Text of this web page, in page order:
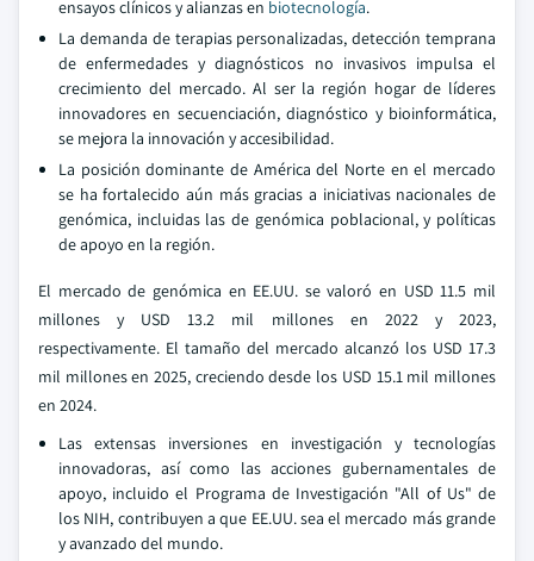
ensayos clínicos y alianzas en biotecnología.
La demanda de terapias personalizadas, detección temprana
de enfermedades y diagnósticos no invasivos impulsa el
crecimiento del mercado. Al ser la región hogar de líderes
innovadores en secuenciación, diagnóstico y bioinformática,
se mejora la innovación y accesibilidad.
La posición dominante de América del Norte en el mercado
se ha fortalecido aún más gracias a iniciativas nacionales de
genómica, incluidas las de genómica poblacional, y políticas
de apoyo en la región.
El mercado de genómica en EE.UU. se valoró en USD 11.5 mil
millones y USD 13.2 mil millones en 2022 y 2023,
respectivamente. El tamaño del mercado alcanzó los USD 17.3
mil millones en 2025, creciendo desde los USD 15.1 mil millones
en 2024.
Las extensas inversiones en investigación y tecnologías
innovadoras, así como las acciones gubernamentales de
apoyo, incluido el Programa de Investigación "All of Us" de
los NIH, contribuyen a que EE.UU. sea el mercado más grande
y avanzado del mundo.